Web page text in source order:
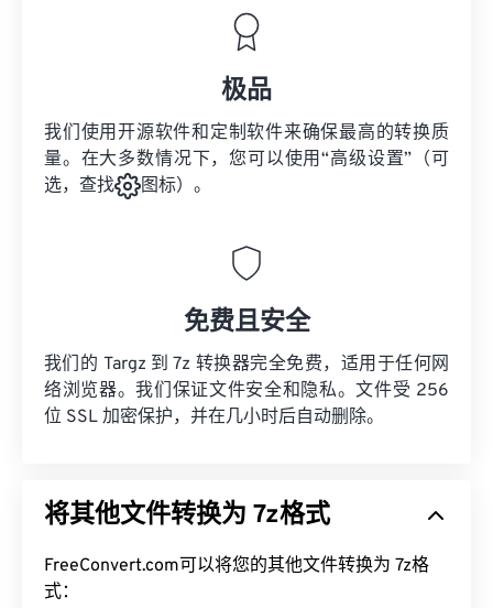
极品
我们使用开源软件和定制软件来确保最高的转换质
量。在大多数情况下，您可以使用“高级设置”（可
选，查找
图标）。
免费且安全
我们的 Targz 到 7z 转换器完全免费，适用于任何网
络浏览器。我们保证文件安全和隐私。文件受 256
位 SSL 加密保护，并在几小时后自动删除。
将其他文件转换为 7z格式
FreeConvert.com可以将您的其他文件转换为 7z格
式：